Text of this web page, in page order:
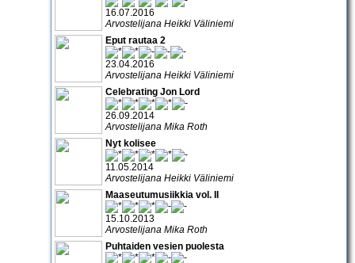
16.07.2016
Arvostelijana Heikki Väliniemi
Eput rautaa 2
23.04.2016
Arvostelijana Heikki Väliniemi
Celebrating Jon Lord
26.09.2014
Arvostelijana Mika Roth
Nyt kolisee
11.05.2014
Arvostelijana Heikki Väliniemi
Maaseutumusiikkia vol. II
15.10.2013
Arvostelijana Mika Roth
Puhtaiden vesien puolesta